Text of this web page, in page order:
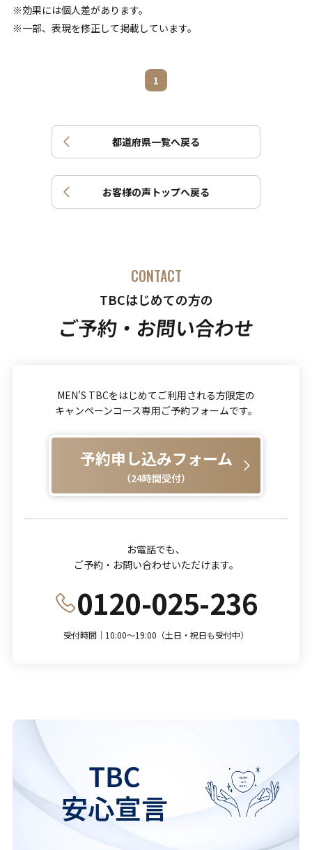
効果には個人差があります。
一部、表現を修正して掲載しています。
1
都道府県一覧へ戻る
お客様の声トップへ戻る
CONTACT
TBCはじめての方の
ご予約・お問い合わせ
MEN’S TBCをはじめてご利用される方限定の
キャンペーンコース専用ご予約フォームです。
予約申し込みフォーム
（24時間受付）
お電話でも、
ご予約・お問い合わせいただけます。
0120-025-236
受付時間｜10:00～19:00（土日・祝日も受付中）